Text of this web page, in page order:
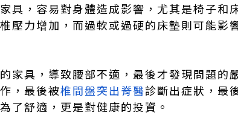
具，容易對身體造成影響，尤其是椅子和
壓力增加，而過軟或過硬的床墊則可能影
家具，導致腰部不適，最後才發現問題的
，最後被椎間盤突出脊醫診斷出症狀，最
了舒適，更是對健康的投資。